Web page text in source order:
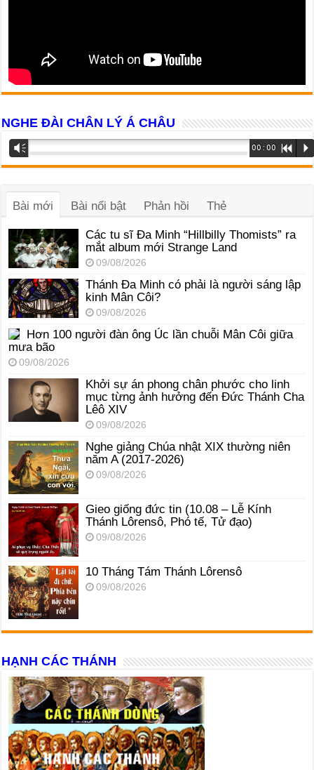
NGHE ĐÀI CHÂN LÝ Á CHÂU
Trình
phát
âm
Vm 00:00 R P
Bài mới Bài nổi bật Phản hồi Thẻ
Các tu sĩ Đa Minh “Hillbilly Thomists” ra
mắt album mới Strange Land
09/08/2026
Thánh Đa Minh có phải là người sáng lập
kinh Mân Côi?
09/08/2026
Hơn 100 người đàn ông Úc lần chuỗi Mân Côi giữa
mưa bão
09/08/2026
Khởi sự án phong chân phước cho linh
mục từng ảnh hưởng đến Đức Thánh Cha
Lêô XIV
09/08/2026
Nghe giảng Chúa nhật XIX thường niên
năm A (2017-2026)
09/08/2026
Gieo giống đức tin (10.08 – Lễ Kính
Thánh Lôrensô, Phó tế, Tử đạo)
09/08/2026
10 Tháng Tám Thánh Lôrensô
09/08/2026
HẠNH CÁC THÁNH